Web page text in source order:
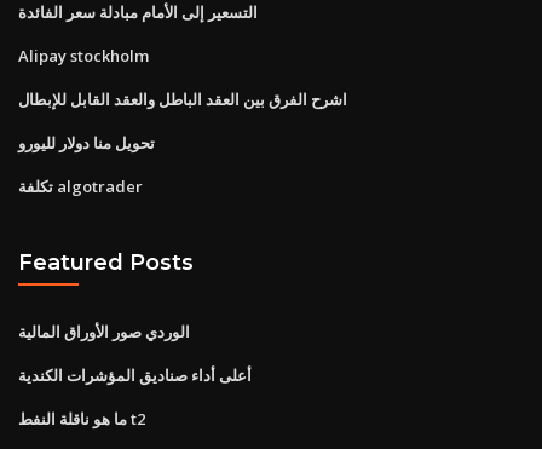
التسعير إلى الأمام مبادلة سعر الفائدة
Alipay stockholm
اشرح الفرق بين العقد الباطل والعقد القابل للإبطال
تحويل منا دولار لليورو
تكلفة algotrader
Featured Posts
الوردي صور الأوراق المالية
أعلى أداء صناديق المؤشرات الكندية
ما هو ناقلة النفط t2